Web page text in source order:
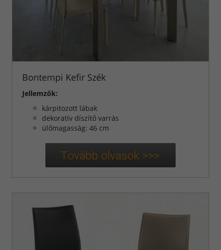
Bontempi Kefir Szék
Jellemzők:
kárpitozott lábak
dekoratív díszítő varrás
ülőmagasság: 46 cm